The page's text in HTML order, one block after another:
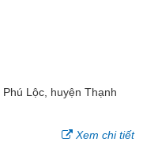
Lộc, huyện Thạnh
Xem chi tiết